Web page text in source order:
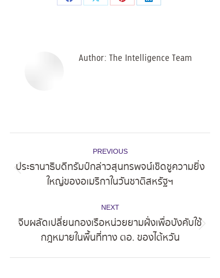
Share
Share
Share
Share
Author: The Intelligence Team
navigation
PREVIOUS
Previous
post:
ประธานาธิบดีทรัมป์กล่าวสุนทรพจน์เชิดชูความยิ่ง
ใหญ่ของอเมริกาในวันชาติสหรัฐฯ
NEXT
post:
จีบผลัดเปลี่ยนกองเรือหน่วยยามฝั่งเพื่อบังคับใช้
กฎหมายในพื้นที่ทาง ตอ. ของไต้หวัน